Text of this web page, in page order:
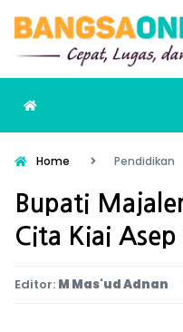
Home Pendidikan
Bupati
Cita Kiai
Editor: M Mas'ud Adnan